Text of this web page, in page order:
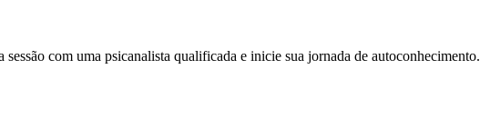
com uma psicanalista qualificada e inicie sua jornada de autoconhecimento.